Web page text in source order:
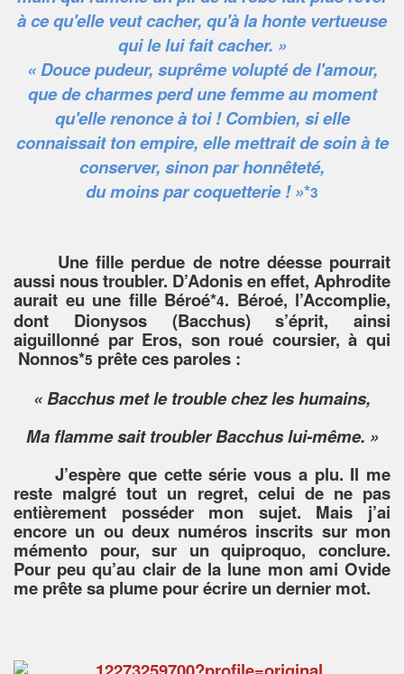
à ce qu'elle veut cacher, qu'à la honte vertueuse
qui le lui fait cacher. »
« Douce pudeur, suprême volupté de l'amour,
que de charmes perd une femme au moment
qu'elle renonce à toi ! Combien, si elle
connaissait ton empire, elle mettrait de soin à te
conserver, sinon par honnêteté,
du moins par coquetterie ! »*3
Une fille perdue de notre déesse pourrait
aussi nous troubler. D’Adonis en effet, Aphrodite
aurait eu une fille Béroé*4. Béroé, l’Accomplie,
dont Dionysos (Bacchus) s’éprit, ainsi
aiguillonné par Eros, son roué coursier, à qui
Nonnos*5 prête ces paroles :
« Bacchus met le trouble chez les humains,
Ma flamme sait troubler Bacchus lui-même. »
J’espère que cette série vous a plu. Il me
reste malgré tout un regret, celui de ne pas
entièrement posséder mon sujet. Mais j’ai
encore un ou deux numéros inscrits sur mon
mémento pour, sur un quiproquo, conclure.
Pour peu qu’au clair de la lune mon ami Ovide
me prête sa plume pour écrire un dernier mot.